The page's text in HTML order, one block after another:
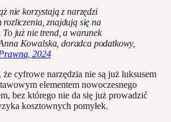
nie korzystają z narzędzi
rozliczenia, znajdują się na
już nie trend, a warunek
Kowalska, doradca podatkowy,
2024
cyfrowe narzędzia nie są już luksusem
elementem nowoczesnego
bez którego nie da się już prowadzić
kosztownych pomyłek.